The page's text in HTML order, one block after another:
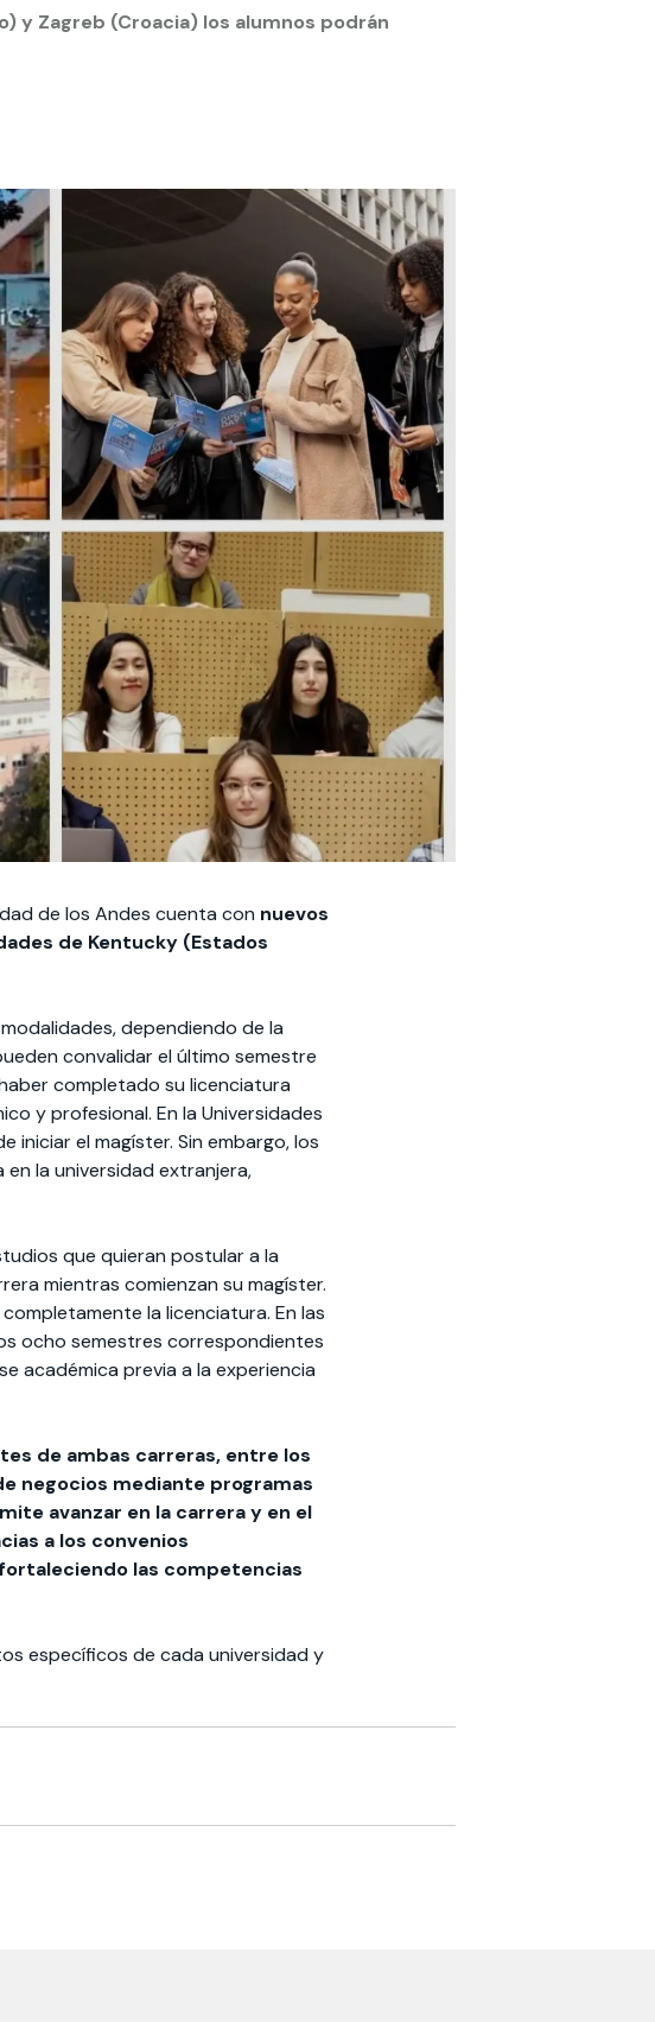
y Zagreb (Croacia) los alumnos podrán
de los Andes cuenta con nuevos
de Kentucky (Estados
dependiendo de la
convalidar el último semestre
completado su licenciatura
y profesional. En la Universidades
iniciar el magíster. Sin embargo, los
la universidad extranjera,
que quieran postular a la
mientras comienzan su magíster.
la licenciatura. En las
ocho semestres correspondientes
académica previa a la experiencia
de ambas carreras, entre los
negocios mediante programas
avanzar en la carrera y en el
a los convenios
las competencias
específicos de cada universidad y